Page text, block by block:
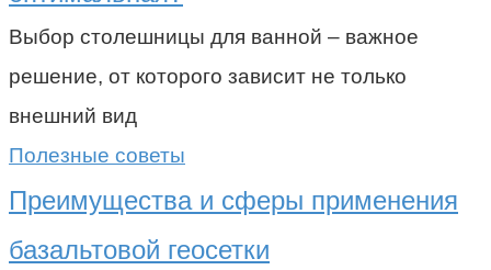
Выбор столешницы для ванной – важное
решение, от которого зависит не только
внешний вид
Полезные советы
Преимущества и сферы применения
базальтовой геосетки